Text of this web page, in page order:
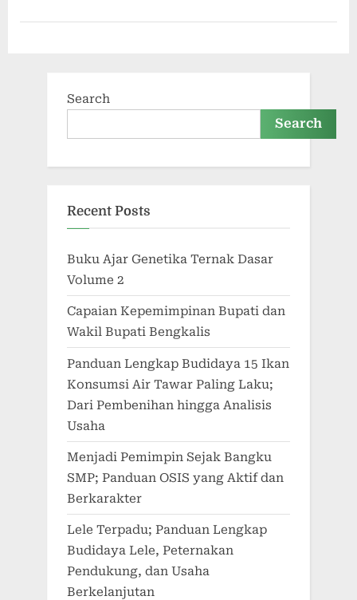
PEMBANGUNAN”
Search
Search
Recent Posts
Buku Ajar Genetika Ternak Dasar
Volume 2
Capaian Kepemimpinan Bupati dan
Wakil Bupati Bengkalis
Panduan Lengkap Budidaya 15 Ikan
Konsumsi Air Tawar Paling Laku;
Dari Pembenihan hingga Analisis
Usaha
Menjadi Pemimpin Sejak Bangku
SMP; Panduan OSIS yang Aktif dan
Berkarakter
Lele Terpadu; Panduan Lengkap
Budidaya Lele, Peternakan
Pendukung, dan Usaha
Berkelanjutan